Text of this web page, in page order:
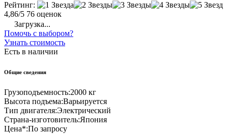
Рейтинг:
4,86/5 76 оценок
Загрузка...
Помочь с выбором?
Узнать стоимость
Есть в наличии
Общие сведения
Грузоподъемность:2000 кг
Высота подъема:Варьируется
Тип двигателя:Электрический
Страна-изготовитель:Япония
Цена*:По запросу